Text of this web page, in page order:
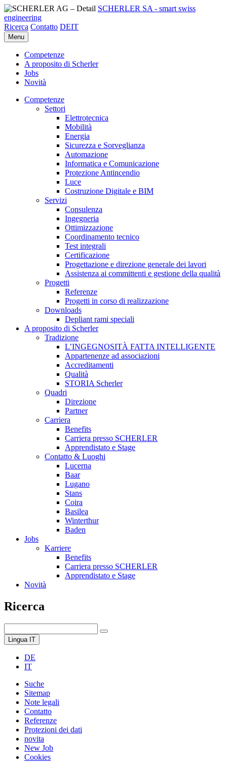
SCHERLER SA - smart swiss
engineering
Ricerca Contatto DEIT
Menu
Competenze
A proposito di Scherler
Jobs
Novità
Competenze
Settori
Elettrotecnica
Mobilità
Energia
Sicurezza e Sorveglianza
Automazione
Informatica e Comunicazione
Protezione Antincendio
Luce
Costruzione Digitale e BIM
Servizi
Consulenza
Ingegneria
Ottimizzazione
Coordinamento tecnico
Test integrali
Certificazione
Progettazione e direzione generale dei lavori
Assistenza ai committenti e gestione della qualità
Progetti
Referenze
Progetti in corso di realizzazione
Downloads
Depliant rami speciali
A proposito di Scherler
Tradizione
L’INGEGNOSITÀ FATTA INTELLIGENTE
Appartenenze ad associazioni
Accreditamenti
Qualità
STORIA Scherler
Quadri
Direzione
Partner
Carriera
Benefits
Carriera presso SCHERLER
Apprendistato e Stage
Contatto & Luoghi
Lucerna
Baar
Lugano
Stans
Coira
Basilea
Winterthur
Baden
Jobs
Karriere
Benefits
Carriera presso SCHERLER
Apprendistato e Stage
Novità
Ricerca
Lingua IT
DE
IT
Suche
Sitemap
Note legali
Contatto
Referenze
Protezioni dei dati
novita
New Job
Cookies